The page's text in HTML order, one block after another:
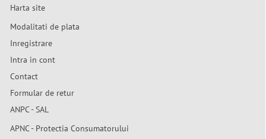
Harta site
Modalitati de plata
Inregistrare
Intra in cont
Contact
Formular de retur
ANPC - SAL
APNC - Protectia Consumatorului